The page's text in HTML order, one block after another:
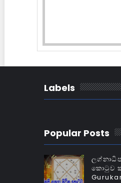
Labels
Popular Posts
කොටුව